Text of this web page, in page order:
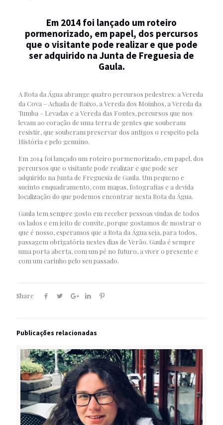
Em 2014 foi lançado um roteiro
pormenorizado, em papel, dos percursos
que o visitante pode realizar e que pode
ser adquirido na Junta de Freguesia de
Gaula.
A Rota da Água abrange quatro percursos pedestres: a Vereda
da Cova – Achada de Baixo, a Vereda dos Moinhos, a Vereda da
Tumba – Levadas e a Vereda das Fontes, percursos que nos
levam ao coração de uma terra de gentes que souberam
resistir, que souberam preservar dos antigos o respeito pela
História e pelo genuíno.
Em 2014 foi lançado um roteiro pormenorizado, em papel, dos
percursos que o visitante pode realizar e que pode ser
adquirido na Junta de Freguesia de Gaula. Um pequeno e
sucinto enquadramento, com mapas, fotografias e a devida
localização do que podemos encontrar nesta Rota da Água.
Gaula tem sempre gosto em receber pessoas vindas de todos
os lados e em jeito de convite, porque gostamos de mostrar o
que é nosso, esperamos que a Rota da Água seja, para todos,
passagem obrigatória nestes dias de Verão. Gaula é sempre
uma porta aberta, com um pé no futuro, a viver o presente e
com um carinho pelo seu passado.
Share
Publicações relacionadas